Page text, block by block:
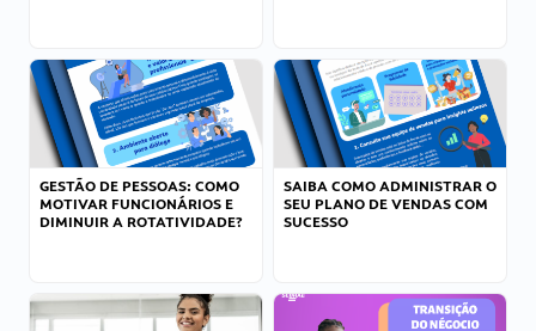
GESTÃO DE PESSOAS: COMO
MOTIVAR FUNCIONÁRIOS E
DIMINUIR A ROTATIVIDADE?
SAIBA COMO ADMINISTRAR O
SEU PLANO DE VENDAS COM
SUCESSO